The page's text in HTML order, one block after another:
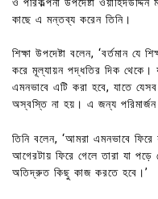
কাছে এ মন্তব্য করেন তিনি।
শিক্ষা উপদেষ্টা বলেন, ‘বর্তমান যে
করে মূল্যায়ন পদ্ধতির দিক থেকে।
এমনভাবে এটি করা হবে, যাতে
অস্বস্তি না হয়। এ জন্য পরিমার্জন
তিনি বলেন, ‘আমরা এমনভাবে ফিরে
আগেরটায় ফিরে গেলে তারা যা পড়ে
অতিদ্রুত কিছু কাজ করতে হবে।’